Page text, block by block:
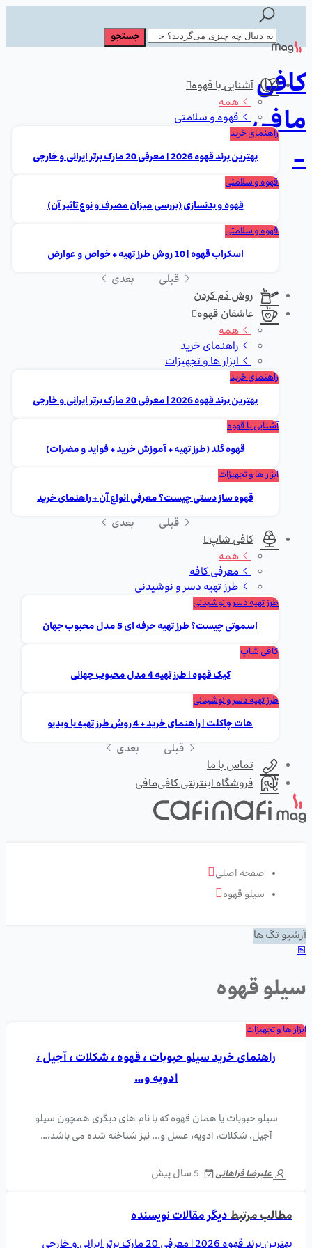
کافی
مافی
-
آشنایی با قهوه
همه
قهوه و سلامتی
راهنمای خرید
بهترین برند قهوه 2026 | معرفی 20 مارک برتر ایرانی و خارجی
قهوه و سلامتی
قهوه و بدنسازی (بررسی میزان مصرف و نوع تاثیر آن)
قهوه و سلامتی
اسکراب قهوه | 10 روش طرز تهیه + خواص و عوارض
قبلی
بعدی
روش دَم کردن
عاشقان قهوه
همه
راهنمای خرید
ابزار ها و تجهیزات
راهنمای خرید
بهترین برند قهوه 2026 | معرفی 20 مارک برتر ایرانی و خارجی
آشنایی با قهوه
قهوه گلد (طرز تهیه + آموزش خرید + فواید و مضرات)
ابزار ها و تجهیزات
قهوه ساز دستی چیست؟ معرفی انواع آن + راهنمای خرید
قبلی
بعدی
کافی شاپ
همه
معرفی کافه
طرز تهیه دسر و نوشیدنی
طرز تهیه دسر و نوشیدنی
اسموتی چیست؟ طرز تهیه حرفه ای 5 مدل محبوب جهان
کافی شاپ
کیک قهوه | طرز تهیه 4 مدل محبوب جهانی
طرز تهیه دسر و نوشیدنی
هات چاکلت | راهنمای خرید + 4 روش طرز تهیه با ویدیو
قبلی
بعدی
تماس با ما
فروشگاه اینترنتی کافی‌مافی
صفحه اصلی
سیلو قهوه
آرشیو تگ ها
سیلو قهوه
ابزار ها و تجهیزات
راهنمای خرید سیلو حبوبات ، قهوه ، شکلات ، آجیل ،
ادویه و…
سیلو حبوبات یا همان قهوه که با نام های دیگری همچون سیلو
آجیل، شکلات، ادویه، عسل و... نیز شناخته شده می باشد،…
علیرضا فراهانی 5 سال پیش
مطالب مرتبطدیگر مقالات نویسنده
بهترین برند قهوه 2026 | معرفی 20 مارک برتر ایرانی و خارجی